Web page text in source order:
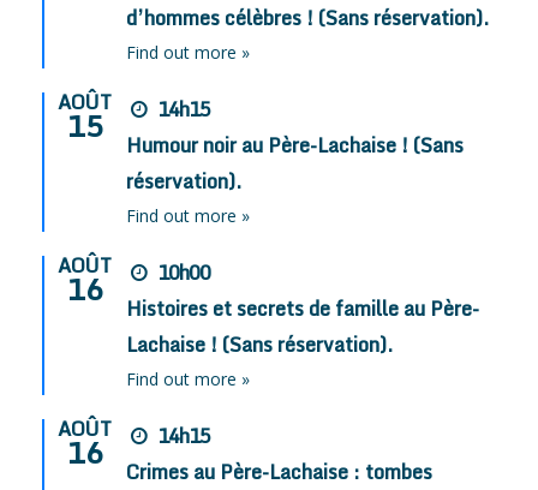
d’hommes célèbres ! (Sans réservation).
Find out more »
AOÛT
15
14h15
Humour noir au Père-Lachaise ! (Sans
réservation).
Find out more »
AOÛT
16
10h00
Histoires et secrets de famille au Père-
Lachaise ! (Sans réservation).
Find out more »
AOÛT
16
14h15
Crimes au Père-Lachaise : tombes